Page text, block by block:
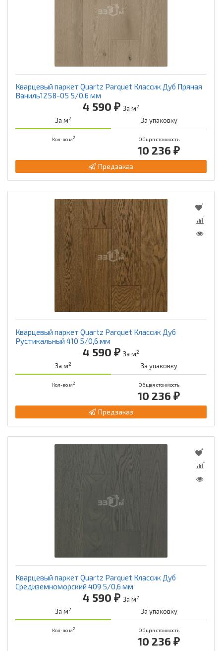
Кварцевый паркет Quartz Parquet Классик Дуб Пряная
Ваниль1258-05 5/0,6 мм
4 590 ₽ За м2
За м2 За упаковку
Кол-во м2 Общая стоимость
10 236 ₽
Предзаказ
Кварцевый паркет Quartz Parquet Классик Дуб
Рустикальный 410 5/0,6 мм
4 590 ₽ За м2
За м2 За упаковку
Кол-во м2 Общая стоимость
10 236 ₽
Предзаказ
Кварцевый паркет Quartz Parquet Классик Дуб
Средиземноморский 409 5/0,6 мм
4 590 ₽ За м2
За м2 За упаковку
Кол-во м2 Общая стоимость
10 236 ₽